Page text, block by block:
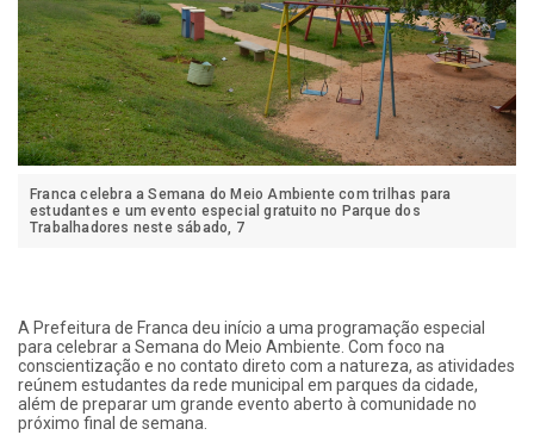
Franca celebra a Semana do Meio Ambiente com trilhas para
estudantes e um evento especial gratuito no Parque dos
Trabalhadores neste sábado, 7
A Prefeitura de Franca deu início a uma programação especial
para celebrar a Semana do Meio Ambiente. Com foco na
conscientização e no contato direto com a natureza, as atividades
reúnem estudantes da rede municipal em parques da cidade,
além de preparar um grande evento aberto à comunidade no
próximo final de semana.